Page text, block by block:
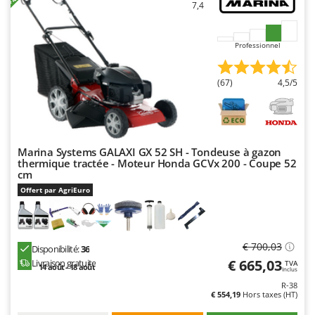
Master
Mastercook
Masterpro
McCulloch
MCH
Michelin
Minox
More than chef
MOSA
Mowox
7,4
Professionnel
(67) 4,5/5
Marina Systems GALAXI GX 52 SH - Tondeuse à gazon
thermique tractée - Moteur Honda GCVx 200 - Coupe 52
cm
Offert par AgriEuro
Disponibilité:36
Livraison gratuite
14 août - 18 août
€ 700,03
€ 665,03 TVA
Inclus
R-38
€ 554,19 Hors taxes (HT)